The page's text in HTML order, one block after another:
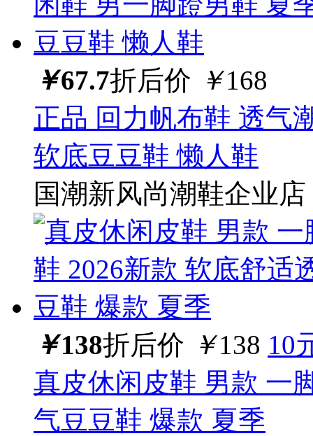
￥67.7折后价 ￥168
正品 回力帆布鞋 透气
软底豆豆鞋 懒人鞋
国潮新风尚潮鞋企业店
￥138折后价 ￥138 10
真皮休闲皮鞋 男款 一
气豆豆鞋 爆款 夏季